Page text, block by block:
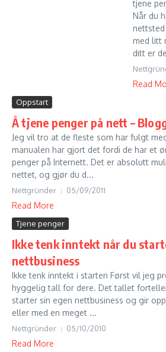
tjene
Når du
med litt
ditt er
Read
Oppstart
Å tjene penger på nett –
Jeg vil tro at de fleste som har fulgt
manualen har gjort det fordi de har et
penger på Internett. Det er absolutt
nettet, og gjør du d...
Nettgründer 05/09/2011
Read More
Tjene penger
Ikke tenk inntekt når du
nettbusiness
Ikke tenk inntekt i starten Først vil jeg
hyggelig tall for dere. Det tallet
starter sin egen nettbusiness og gir
eller med en meget ...
Nettgründer 05/10/2010
Read More